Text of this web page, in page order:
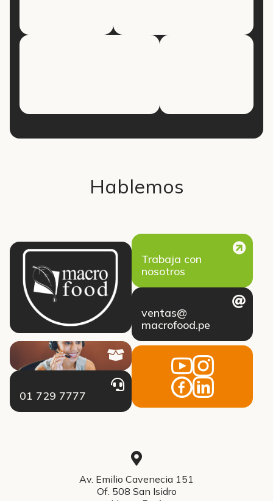
Hablemos
Trabaja con
nosotros
ventas@
macrofood.pe
01 729 7777
Av. Emilio Cavenecia 151
Of. 508 San Isidro